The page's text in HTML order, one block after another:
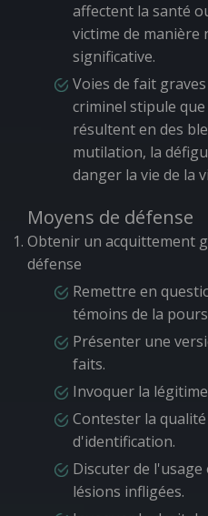
affectent la santé
victime de manière
significative.
Voies de fait graves
criminel stipule
résultent en des
mutilation, la
danger la vie de la
Moyens de défense
Obtenir un acquittement
défense
Remettre en
témoins de la
Présenter une
faits.
Invoquer la
Contester la
d'identification.
Discuter de
lésions infligées.